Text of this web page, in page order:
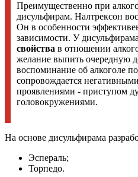
Преимущественно при
дисульфирам. Налтрексон
Он в особенности
зависимости. У
свойства в отношении
желание выпить очередную
воспоминание об алкоголе
сопровождается
проявлениями - приступом
головокружениями.
На основе дисульфирама
Эспераль;
Торпедо.